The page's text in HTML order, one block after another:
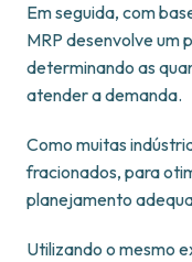
Em seguida, com
MRP desenvolve um
determinando as
atender a demanda.
Como muitas
fracionados, para
planejamento
Utilizando o mesmo